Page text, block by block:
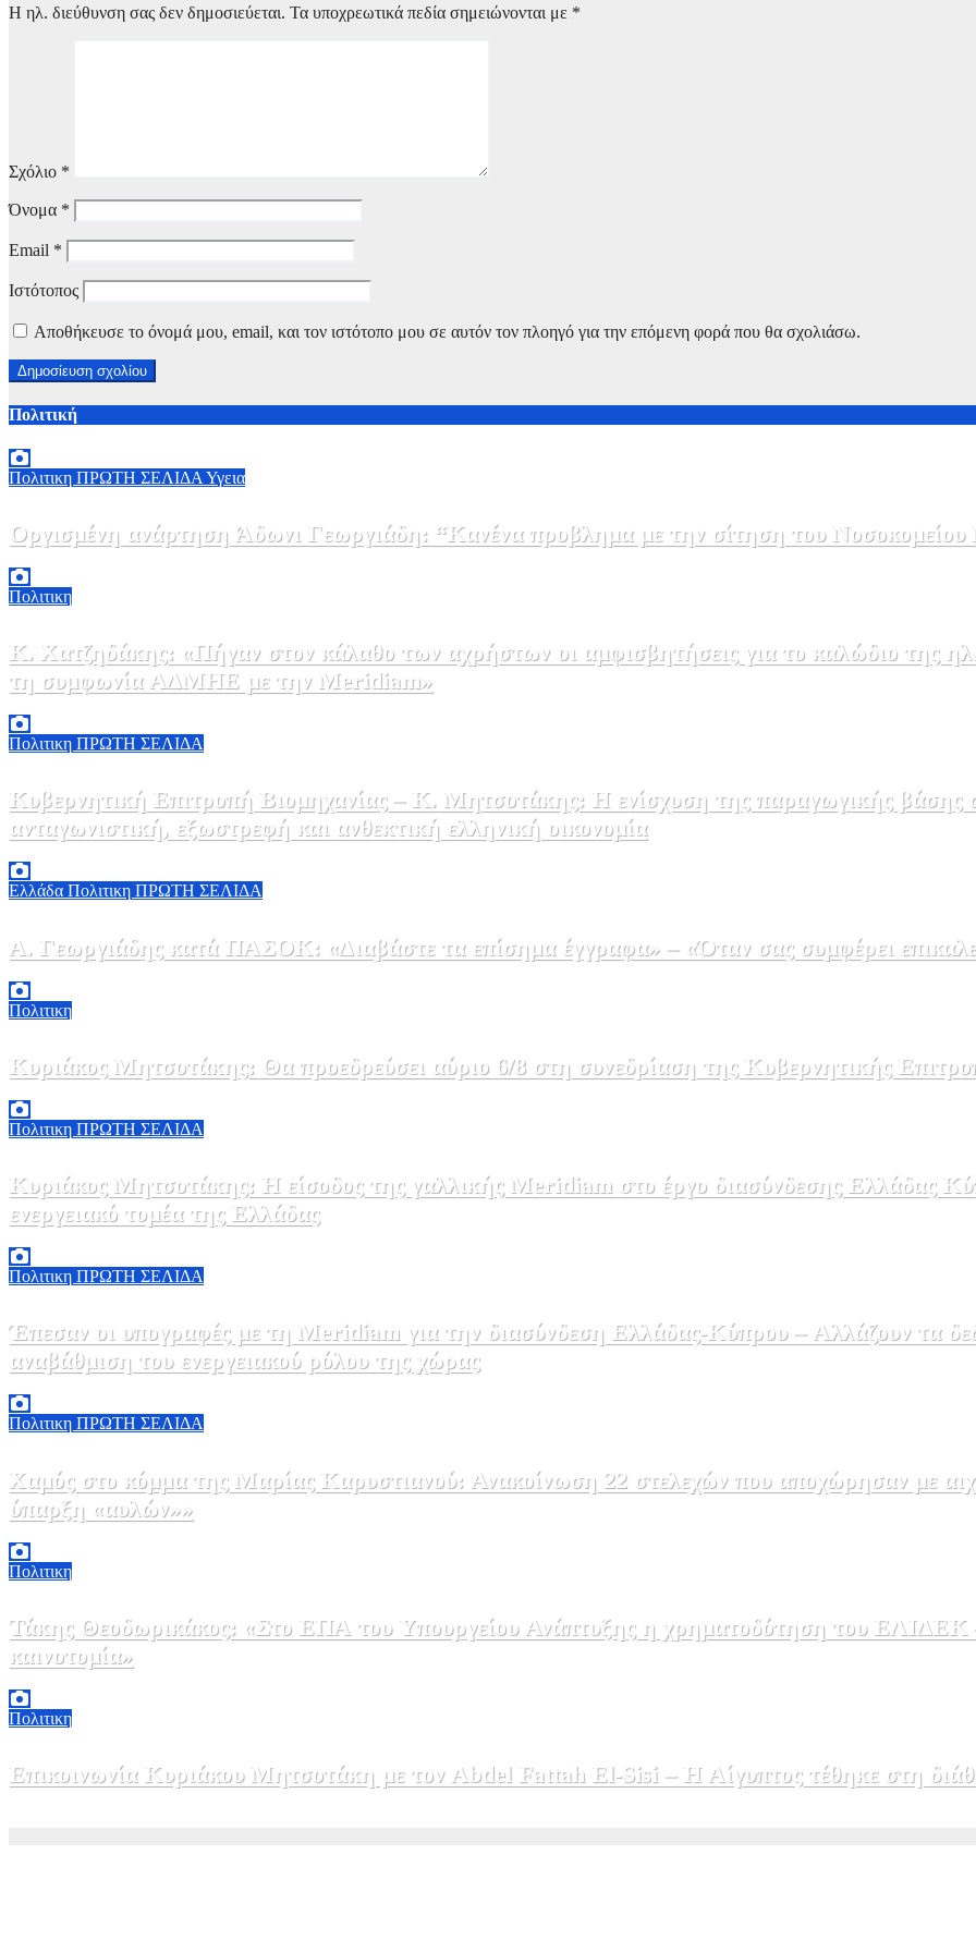
Η ηλ. διεύθυνση σας δεν δημοσιεύεται. Τα υποχρεωτικά πεδία σημειώνονται με *
Σχόλιο *
Όνομα *
Email *
Ιστότοπος
Αποθήκευσε το όνομά μου, email, και τον ιστότοπο μου σε αυτόν τον πλοηγό για την επόμενη φορά που θα σχολιάσω.
Πολιτική
Πολιτικη ΠΡΩΤΗ ΣΕΛΙΔΑ Υγεια
Οργισμένη ανάρτηση Άδωνι Γεωργιάδη: “Κανένα προβλημα με την σίτηση του Νοσοκομείου
Πολιτικη
Κ. Χατζηδάκης: «Πήγαν στον κάλαθο των αχρήστων οι αμφισβητήσεις για το καλώδιο της
τη συμφωνία ΑΔΜΗΕ με την Meridiam»
Πολιτικη ΠΡΩΤΗ ΣΕΛΙΔΑ
Κυβερνητική Επιτροπή Βιομηχανίας – Κ. Μητσοτάκης: Η ενίσχυση της παραγωγικής βάσης
ανταγωνιστική, εξωστρεφή και ανθεκτική ελληνική οικονομία
Ελλάδα Πολιτικη ΠΡΩΤΗ ΣΕΛΙΔΑ
Α. Γεωργιάδης κατά ΠΑΣΟΚ: «Διαβάστε τα επίσημα έγγραφα» – «Όταν σας συμφέρει
Πολιτικη
Κυριάκος Μητσοτάκης: Θα προεδρεύσει αύριο 6/8 στη συνεδρίαση της Κυβερνητικής
Πολιτικη ΠΡΩΤΗ ΣΕΛΙΔΑ
Κυριάκος Μητσοτάκης: Η είσοδος της γαλλικής Meridiam στο έργο διασύνδεσης Ελλάδας
ενεργειακό τομέα της Ελλάδας
Πολιτικη ΠΡΩΤΗ ΣΕΛΙΔΑ
Έπεσαν οι υπογραφές με τη Meridiam για την διασύνδεση Ελλάδας-Κύπρου – Αλλάζουν τα
αναβάθμιση του ενεργειακού ρόλου της χώρας
Πολιτικη ΠΡΩΤΗ ΣΕΛΙΔΑ
Χαμός στο κόμμα της Μαρίας Καρυστιανού: Ανακοίνωση 22 στελεχών που αποχώρησαν με
ύπαρξη «αυλών»»
Πολιτικη
Τάκης Θεοδωρικάκος: «Στο ΕΠΑ του Υπουργείου Ανάπτυξης η χρηματοδότηση του ΕΛΙΔΕΚ –
καινοτομία»
Πολιτικη
Επικοινωνία Κυριάκου Μητσοτάκη με τον Abdel Fattah El-Sisi – Η Αίγυπτος τέθηκε στη